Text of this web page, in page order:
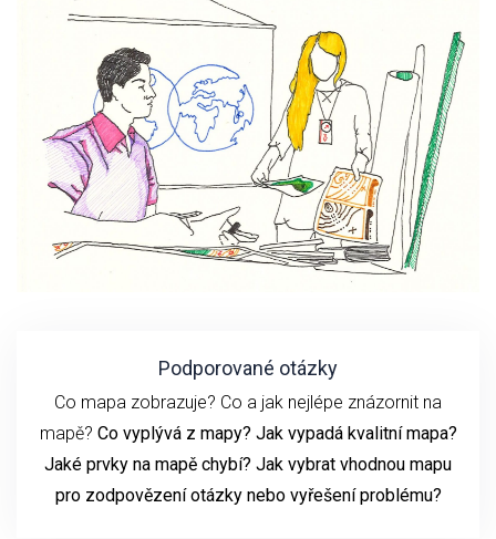
Podporované otázky
Co mapa zobrazuje? Co a jak nejlépe znázornit na
mapě? Co vyplývá z mapy? Jak vypadá kvalitní mapa?
Jaké prvky na mapě chybí? Jak vybrat vhodnou mapu
pro zodpovězení otázky nebo vyřešení problému?